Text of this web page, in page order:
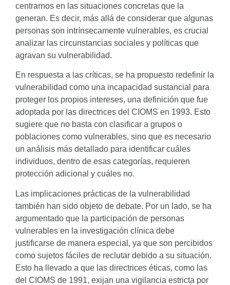
centrarnos en las situaciones concretas que la
generan. Es decir, más allá de considerar que algunas
personas son intrínsecamente vulnerables, es crucial
analizar las circunstancias sociales y políticas que
agravan su vulnerabilidad.
En respuesta a las críticas, se ha propuesto redefinir la
vulnerabilidad como una incapacidad sustancial para
proteger los propios intereses, una definición que fue
adoptada por las directrices del CIOMS en 1993. Esto
sugiere que no basta con clasificar a grupos o
poblaciones como vulnerables, sino que es necesario
un análisis más detallado para identificar cuáles
individuos, dentro de esas categorías, requieren
protección adicional y cuáles no.
Las implicaciones prácticas de la vulnerabilidad
también han sido objeto de debate. Por un lado, se ha
argumentado que la participación de personas
vulnerables en la investigación clínica debe
justificarse de manera especial, ya que son percibidos
como sujetos fáciles de reclutar debido a su situación.
Esto ha llevado a que las directrices éticas, como las
del CIOMS de 1991, exijan una vigilancia estricta por